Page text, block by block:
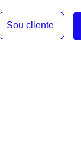
Sou cliente